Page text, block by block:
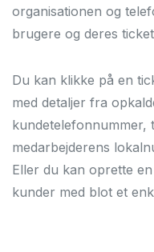
JOBS
organisationen og
brugere og deres
Du kan klikke på en
med detaljer fra
kundetelefonnummer,
medarbejderens
Eller du kan oprette
kunder med blot et